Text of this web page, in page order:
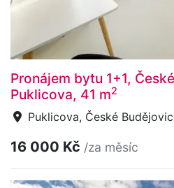
Pronájem bytu 1+1,
Puklicova, 41 m2
Puklicova, České
16 000 Kč /za měsíc